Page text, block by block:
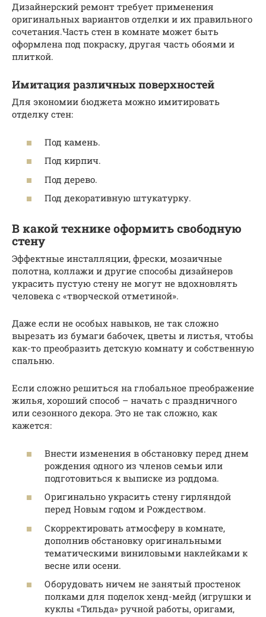
Дизайнерский ремонт требует применения
оригинальных вариантов отделки и их правильного
сочетания.Часть стен в комнате может быть
оформлена под покраску, другая часть обоями и
плиткой.
Имитация различных поверхностей
Для экономии бюджета можно имитировать
отделку стен:
Под камень.
Под кирпич.
Под дерево.
Под декоративную штукатурку.
В какой технике оформить свободную
стену
Эффектные инсталляции, фрески, мозаичные
полотна, коллажи и другие способы дизайнеров
украсить пустую стену не могут не вдохновлять
человека с «творческой отметиной».
Даже если не особых навыков, не так сложно
вырезать из бумаги бабочек, цветы и листья, чтобы
как-то преобразить детскую комнату и собственную
спальню.
Если сложно решиться на глобальное преображение
жилья, хороший способ – начать с праздничного
или сезонного декора. Это не так сложно, как
кажется:
Внести изменения в обстановку перед днем
рождения одного из членов семьи или
подготовиться к выписке из роддома.
Оригинально украсить стену гирляндой
перед Новым годом и Рождеством.
Скорректировать атмосферу в комнате,
дополнив обстановку оригинальными
тематическими виниловыми наклейками к
весне или осени.
Оборудовать ничем не занятый простенок
полками для поделок хенд-мейд (игрушки и
куклы «Тильда» ручной работы, оригами,